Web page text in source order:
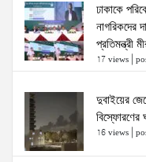
ঢাকাকে
নাগরিকদের
প্রতিমন্ত্রী
17 views
দুবাইয়ের
বিস্ফোরণের
16 views